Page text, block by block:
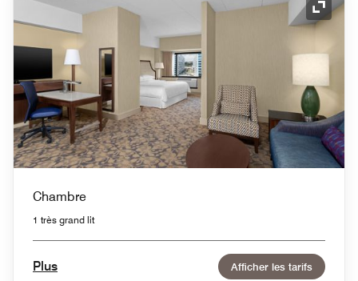
Icône
Chambre
1 très grand lit
Plus Afficher les tarifs